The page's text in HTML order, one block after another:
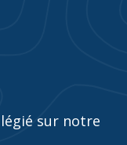
sur notre